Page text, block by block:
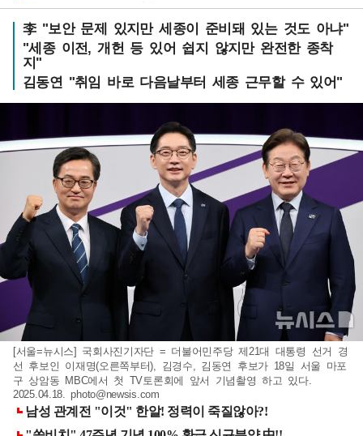
李 "보안 문제 있지만 세종이 준비돼 있는 것도 아냐"
"세종 이전, 개헌 등 있어 쉽지 않지만 완전한 종착
지"
김동연 "취임 바로 다음날부터 세종 근무할 수 있어"
[서울=뉴시스] 국회사진기자단 = 더불어민주당 제21대 대통령 선거 경
선 후보인 이재명(오른쪽부터), 김경수, 김동연 후보가 18일 서울 마포
구 상암동 MBC에서 첫 TV토론회에 앞서 기념촬영 하고 있다.
2025.04.18.photo@newsis.com